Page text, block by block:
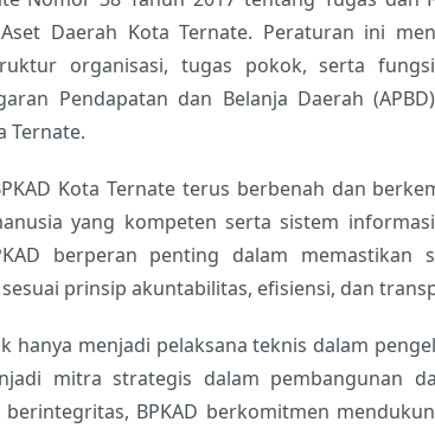
Daerah Kota Ternate. Peraturan ini
organisasi, tugas pokok, serta
Pendapatan dan Belanja Daerah
Ternate.
Kota Ternate terus berbenah dan
yang kompeten serta sistem
berperan penting dalam memastikan
prinsip akuntabilitas, efisiensi, dan
hanya menjadi pelaksana teknis dalam
mitra strategis dalam pembangunan
BPKAD berkomitmen